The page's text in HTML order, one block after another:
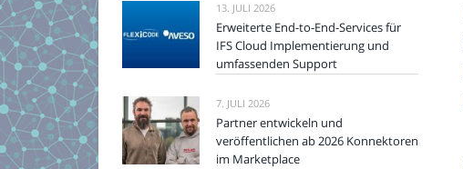
13. JULI 2026
Erweiterte End-to-End-Services für
IFS Cloud Implementierung und
umfassenden Support
7. JULI 2026
Partner entwickeln und
veröffentlichen ab 2026 Konnektoren
im Marketplace